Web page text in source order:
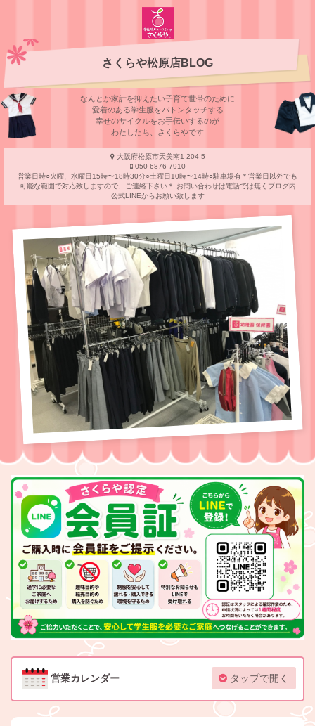
さくらや松原店BLOG
なんとか家計を抑えたい子育て世帯のために
愛着のある学⽣服をバトンタッチする
幸せのサイクルをお⼿伝いするのが
わたしたち、さくらやです
大阪府松原市天美南1-204-5
050-6876-7910
営業日時○火曜、水曜日15時〜18時30分○土曜日10時〜14時○駐車場有＊営業日以外でも
可能な範囲で対応致しますので、ご連絡下さい＊ お問い合わせは電話では無くブログ内
公式LINEからお願い致します
営業カレンダー タップで開く